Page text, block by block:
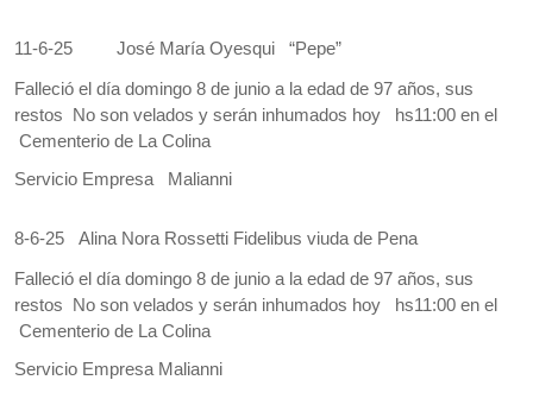
11-6-25 José María Oyesqui “Pepe”
Falleció el día domingo 8 de junio a la edad de 97 años, sus
restos No son velados y serán inhumados hoy hs11:00 en el
Cementerio de La Colina
Servicio Empresa Malianni
8-6-25 Alina Nora Rossetti Fidelibus viuda de Pena
Falleció el día domingo 8 de junio a la edad de 97 años, sus
restos No son velados y serán inhumados hoy hs11:00 en el
Cementerio de La Colina
Servicio Empresa Malianni